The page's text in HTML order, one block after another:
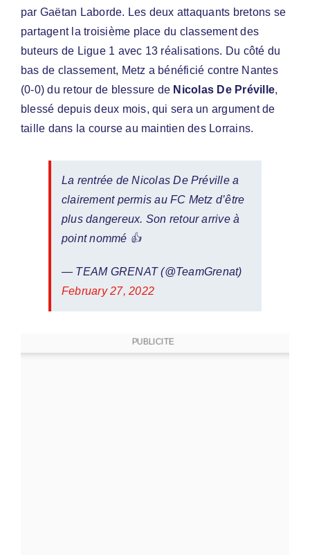
par Gaëtan Laborde. Les deux attaquants bretons se
partagent la troisième place du classement des
buteurs de Ligue 1 avec 13 réalisations. Du côté du
bas de classement, Metz a bénéficié contre Nantes
(0-0) du retour de blessure de Nicolas De Préville,
blessé depuis deux mois, qui sera un argument de
taille dans la course au maintien des Lorrains.
La rentrée de Nicolas De Préville a
clairement permis au FC Metz d’être
plus dangereux. Son retour arrive à
point nommé 👍
— TEAM GRENAT (@TeamGrenat)
February 27, 2022
PUBLICITE